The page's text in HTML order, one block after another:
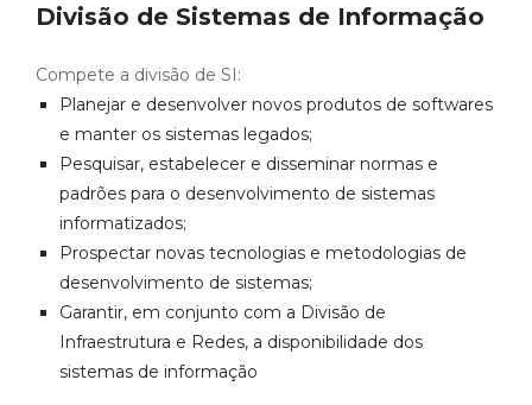
Divisão de Sistemas de Informação
Compete a divisão de SI:
Planejar e desenvolver novos produtos de softwares
e manter os sistemas legados;
Pesquisar, estabelecer e disseminar normas e
padrões para o desenvolvimento de sistemas
informatizados;
Prospectar novas tecnologias e metodologias de
desenvolvimento de sistemas;
Garantir, em conjunto com a Divisão de
Infraestrutura e Redes, a disponibilidade dos
sistemas de informação